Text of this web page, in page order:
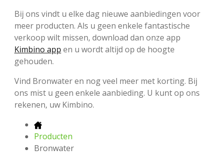
Bij ons vindt u elke dag nieuwe aanbiedingen voor
meer producten. Als u geen enkele fantastische
verkoop wilt missen, download dan onze app
Kimbino app en u wordt altijd op de hoogte
gehouden.
Vind Bronwater en nog veel meer met korting. Bij
ons mist u geen enkele aanbieding. U kunt op ons
rekenen, uw Kimbino.
Producten
Bronwater